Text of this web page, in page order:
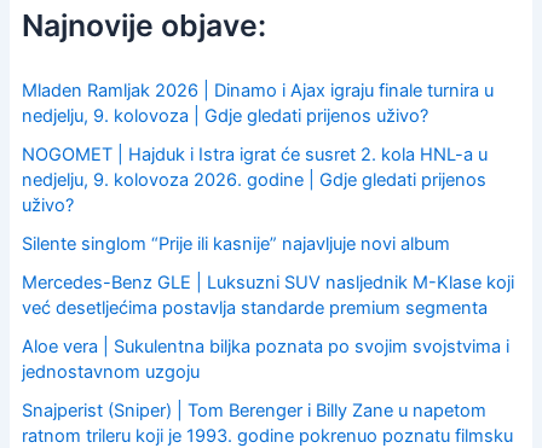
c
h
o
r
Najnovije objave:
Mladen Ramljak 2026 | Dinamo i Ajax igraju finale turnira u
nedjelju, 9. kolovoza | Gdje gledati prijenos uživo?
NOGOMET | Hajduk i Istra igrat će susret 2. kola HNL-a u
nedjelju, 9. kolovoza 2026. godine | Gdje gledati prijenos
uživo?
Silente singlom “Prije ili kasnije” najavljuje novi album
Mercedes-Benz GLE | Luksuzni SUV nasljednik M-Klase koji
već desetljećima postavlja standarde premium segmenta
Aloe vera | Sukulentna biljka poznata po svojim svojstvima i
jednostavnom uzgoju
Snajperist (Sniper) | Tom Berenger i Billy Zane u napetom
ratnom trileru koji je 1993. godine pokrenuo poznatu filmsku